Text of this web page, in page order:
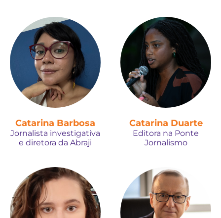
Catarina Barbosa
Jornalista investigativa
e diretora da Abraji
Catarina Duarte
Editora na Ponte
Jornalismo